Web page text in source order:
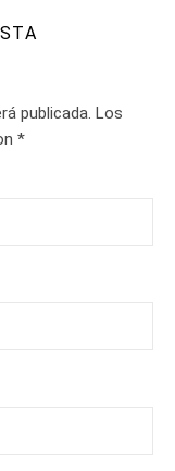
publicada. Los
*